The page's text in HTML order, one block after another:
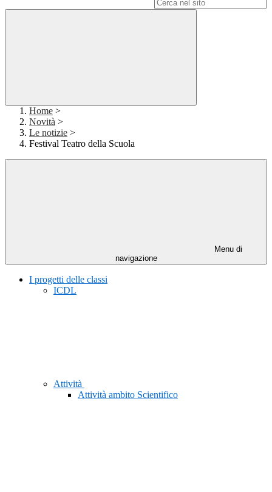
Home >
Novità >
Le notizie >
Festival Teatro della Scuola
Menu di
navigazione
I progetti delle classi
ICDL
Attività
Attività ambito Scientifico